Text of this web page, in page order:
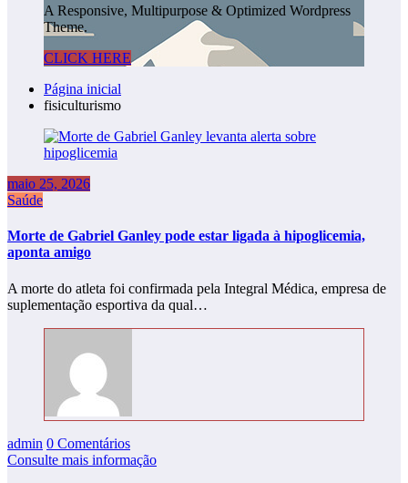
A Responsive, Multipurpose & Optimized Wordpress
Theme.
CLICK HERE
Página inicial
fisiculturismo
maio 25, 2026
Saúde
Morte de Gabriel Ganley pode estar ligada à hipoglicemia,
aponta amigo
A morte do atleta foi confirmada pela Integral Médica, empresa de
suplementação esportiva da qual…
admin 0 Comentários
Consulte mais informação